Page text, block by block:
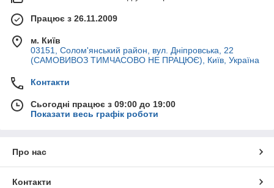
Працює з 26.11.2009
м. Київ
03151, Солом'янський район, вул. Дніпровська, 22
(САМОВИВОЗ ТИМЧАСОВО НЕ ПРАЦЮЄ), Київ, Україна
Контакти
Сьогодні працює з 09:00 до 19:00
Показати весь графік роботи
Про нас
Контакти